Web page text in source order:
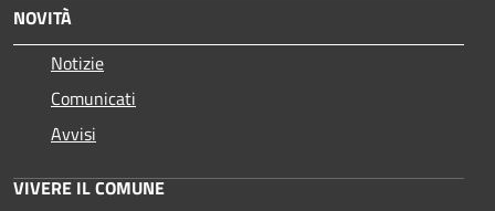
NOVITÀ
Notizie
Comunicati
Avvisi
VIVERE IL COMUNE